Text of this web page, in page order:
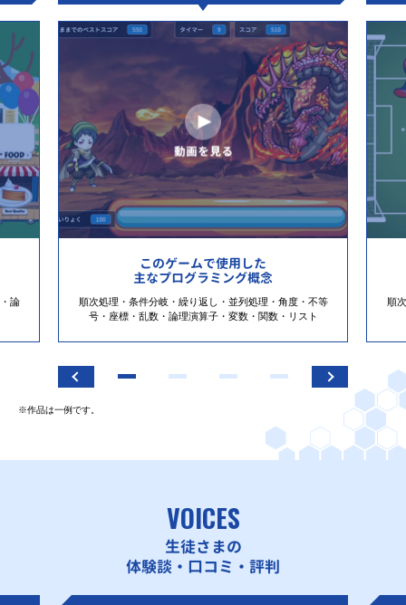
論
このゲームで使用した
主なプログラミング概念
順次処理・条件分岐・繰り返し・並列処理・角度・不等
号・座標・乱数・論理演算子・変数・関数・リスト
順
※作品は一例です。
VOICES
生徒さまの
体験談・口コミ・評判